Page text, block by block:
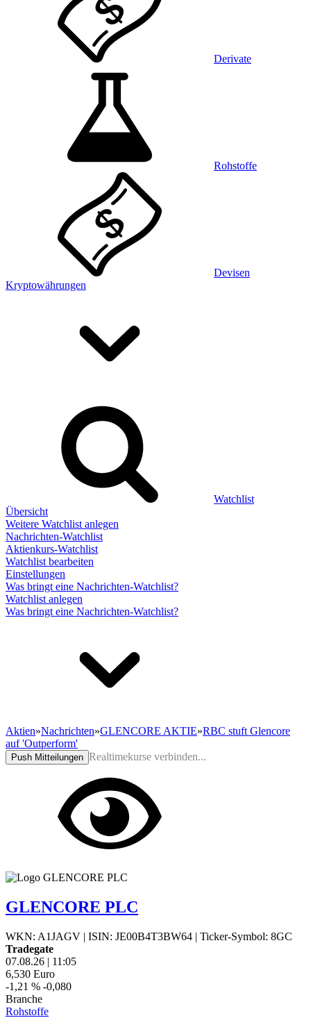
Derivate
Rohstoffe
Devisen
Kryptowährungen
Watchlist
Übersicht
Weitere Watchlist anlegen
Nachrichten-Watchlist
Aktienkurs-Watchlist
Watchlist bearbeiten
Einstellungen
Was bringt eine Nachrichten-Watchlist?
Watchlist anlegen
Was bringt eine Nachrichten-Watchlist?
Aktien»Nachrichten»GLENCORE AKTIE»RBC stuft Glencore
auf 'Outperform'
Push Mitteilungen Realtimekurse verbinden...
GLENCORE PLC
WKN: A1JAGV | ISIN: JE00B4T3BW64 | Ticker-Symbol: 8GC
Tradegate
07.08.26 | 11:05
6,530 Euro
-1,21 % -0,080
Branche
Rohstoffe